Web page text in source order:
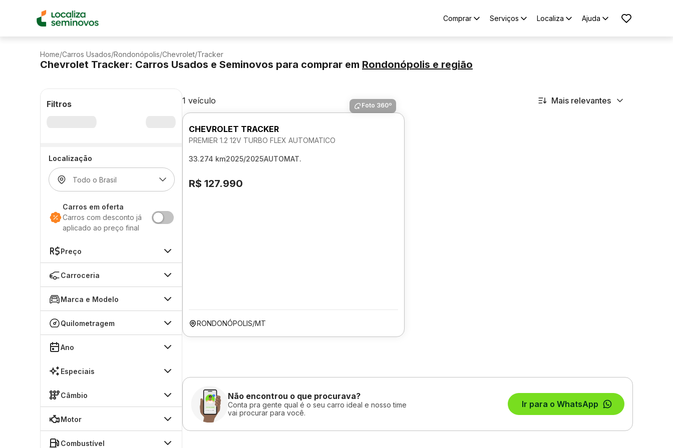
Comprar Serviços Localiza Ajuda
Home/Carros Usados/Rondonópolis/Chevrolet/Tracker
Chevrolet Tracker: Carros Usados e Seminovos para comprar em Rondonópolis e região
Filtros
Localização
Carros em oferta
Carros com desconto já
aplicado ao preço final
Preço
Carroceria
Marca e Modelo
Quilometragem
Ano
Especiais
Câmbio
Motor
Combustível
1 veículo Mais relevantes
Foto 360º
CHEVROLET TRACKER
PREMIER 1.2 12V TURBO FLEX AUTOMATICO
33.274 km2025/2025AUTOMAT.
R$ 127.990
RONDONÓPOLIS/MT
Não encontrou o que procurava?
Conta pra gente qual é o seu carro ideal e nosso time
vai procurar para você.
Ir para o WhatsApp